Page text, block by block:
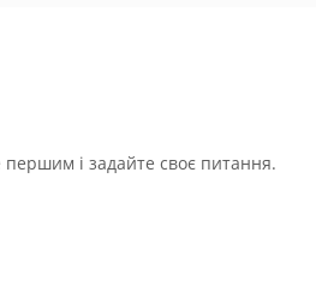
і задайте своє питання.